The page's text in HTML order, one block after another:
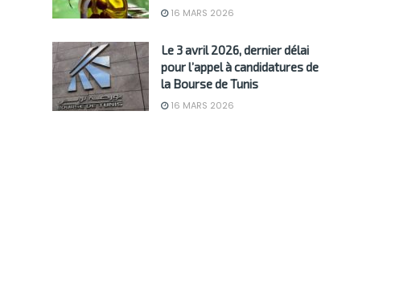
16 MARS 2026
Le 3 avril 2026, dernier délai
pour l’appel à candidatures de
la Bourse de Tunis
16 MARS 2026